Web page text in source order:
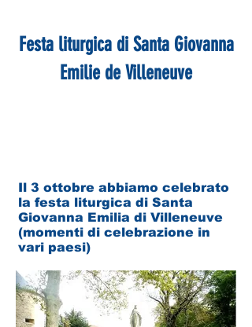
Festa liturgica di Santa Giovanna
Emilie de Villeneuve
Il 3 ottobre abbiamo celebrato
la festa liturgica di Santa
Giovanna Emilia di Villeneuve
(momenti di celebrazione in
vari paesi)